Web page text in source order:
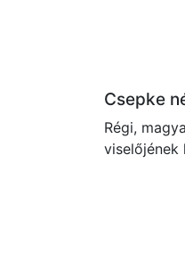
Csepke
Régi,
viselőjének